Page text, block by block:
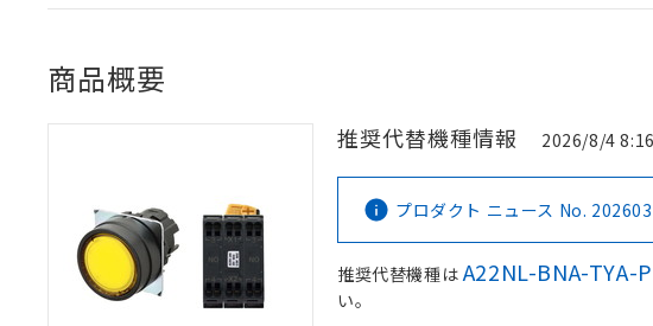
商品概要
推奨代替機種情報 2026/8/4
プロダクト ニュース No.
推奨代替機種はA22NL-BNA-TYA-
い。